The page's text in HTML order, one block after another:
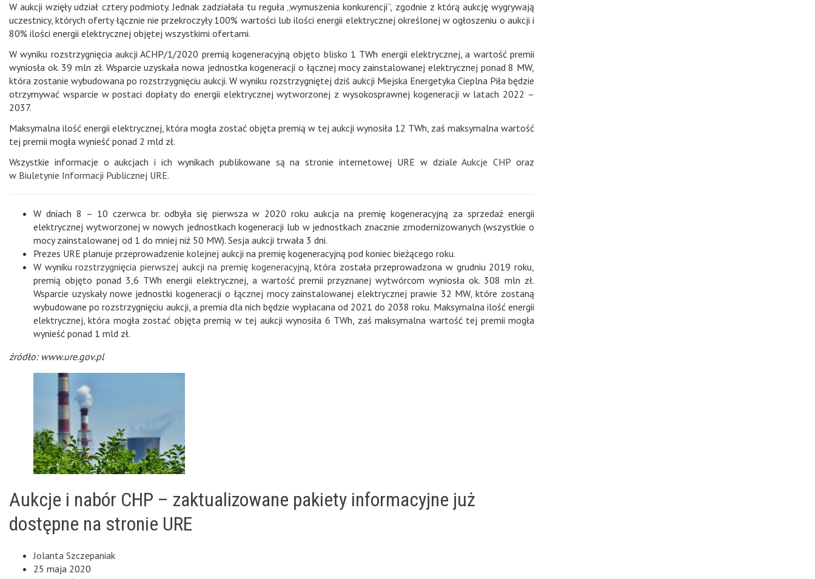
W aukcji wzięły udział cztery podmioty. Jednak zadziałała tu reguła „wymuszenia konkurencji”, zgodnie z którą aukcję wygrywają
uczestnicy, których oferty łącznie nie przekroczyły 100% wartości lub ilości energii elektrycznej określonej w ogłoszeniu o aukcji i
80% ilości energii elektrycznej objętej wszystkimi ofertami.
W wyniku rozstrzygnięcia aukcji ACHP/1/2020 premią kogeneracyjną objęto blisko 1 TWh energii elektrycznej, a wartość premii
wyniosła ok. 39 mln zł. Wsparcie uzyskała nowa jednostka kogeneracji o łącznej mocy zainstalowanej elektrycznej ponad 8 MW,
która zostanie wybudowana po rozstrzygnięciu aukcji. W wyniku rozstrzygniętej dziś aukcji Miejska Energetyka Cieplna Piła będzie
otrzymywać wsparcie w postaci dopłaty do energii elektrycznej wytworzonej z wysokosprawnej kogeneracji w latach 2022 –
2037.
Maksymalna ilość energii elektrycznej, która mogła zostać objęta premią w tej aukcji wynosiła 12 TWh, zaś maksymalna wartość
tej premii mogła wynieść ponad 2 mld zł.
Wszystkie informacje o aukcjach i ich wynikach publikowane są na stronie internetowej URE w dzialeAukcje CHPoraz
w Biuletynie Informacji Publicznej URE.
W dniach 8 – 10 czerwca br. odbyła się pierwsza w 2020 roku aukcja na premię kogeneracyjną za sprzedaż energii
elektrycznej wytworzonej w nowych jednostkach kogeneracji lub w jednostkach znacznie zmodernizowanych (wszystkie o
mocy zainstalowanej od 1 do mniej niż 50 MW). Sesja aukcji trwała 3 dni.
Prezes URE planuje przeprowadzenie kolejnej aukcji na premię kogeneracyjną pod koniec bieżącego roku.
W wynikurozstrzygnięcia pierwszej aukcji na premię kogeneracyjną, która została przeprowadzona w grudniu 2019 roku,
premią objęto ponad 3,6 TWh energii elektrycznej, a wartość premii przyznanej wytwórcom wyniosła ok. 308 mln zł.
Wsparcie uzyskały nowe jednostki kogeneracji o łącznej mocy zainstalowanej elektrycznej prawie 32 MW, które zostaną
wybudowane po rozstrzygnięciu aukcji, a premia dla nich będzie wypłacana od 2021 do 2038 roku. Maksymalna ilość energii
elektrycznej, która mogła zostać objęta premią w tej aukcji wynosiła 6 TWh, zaś maksymalna wartość tej premii mogła
wynieść ponad 1 mld zł.
źródło: www.ure.gov.pl
Aukcje i nabór CHP – zaktualizowane pakiety informacyjne już
dostępne na stronie URE
Jolanta Szczepaniak
25 maja 2020